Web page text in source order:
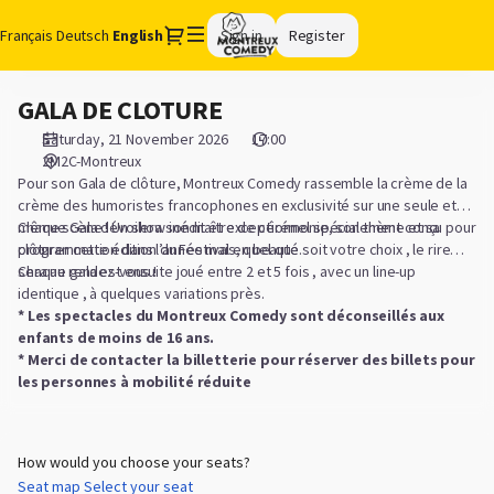
Français Deutsch Current
English Dialog
Sign in Register
selection
21.11.2026
17:00
GALA
CLOTURE]
Montreux
Comedy
GALA
CLOTURE
GALA DE CLOTURE
Saturday, 21 November 2026
17:00
2M2C-Montreux
Pour son Gala de clôture, Montreux Comedy rassemble la crème de la
crème des humoristes francophones en exclusivité sur une seule et
même scène ! Un show inédit et exceptionnel spécialement conçu pour
clôturer cette édition du Festival en beauté.
Chaque Gala dévoilera son maître de cérémonie, son thème et sa
programmation dans l’année mais, quel que soit votre choix , le rire
sera au rendez-vous !
Chaque gala est ensuite joué entre 2 et 5 fois , avec un line-up
identique , à quelques variations près.
* Les spectacles du Montreux Comedy sont déconseillés aux
enfants de moins de 16 ans.
* Merci de contacter la billetterie pour réserver des billets pour
les personnes à mobilité réduite
How would you choose your seats?
Seat map Select your seat